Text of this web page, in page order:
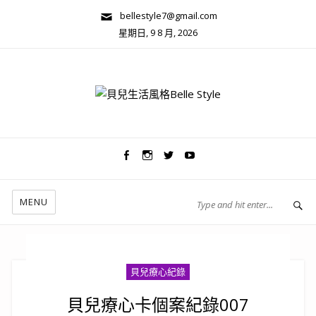
bellestyle7@gmail.com
星期日, 9 8 月, 2026
MENU
貝兒療心紀錄
貝兒療心卡個案紀錄007